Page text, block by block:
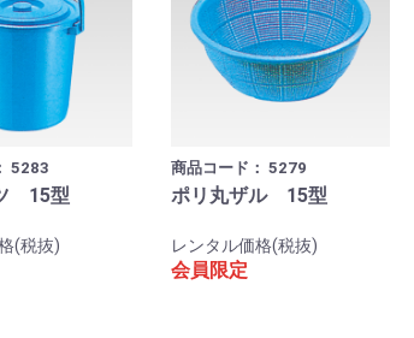
5283
15型
(税抜)
商品コード： 5279
ポリ丸ザル 15型
レンタル価格(税抜)
会員限定